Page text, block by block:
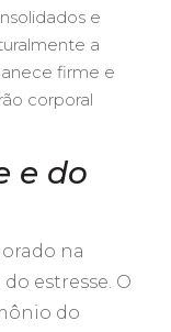
e
a
firme e
corporal
e do
na
estresse. O
do